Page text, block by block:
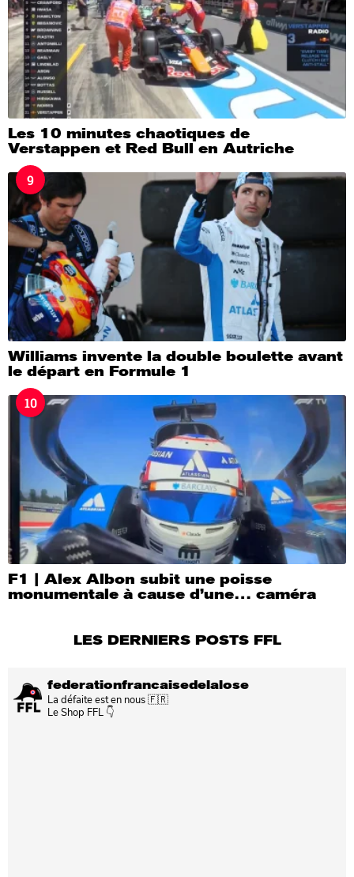
Les 10 minutes chaotiques de
Verstappen et Red Bull en Autriche
9
Williams invente la double boulette avant
le départ en Formule 1
10
F1 | Alex Albon subit une poisse
monumentale à cause d’une… caméra
LES DERNIERS POSTS FFL
federationfrancaisedelalose
La défaite est en nous 🇫🇷
Le Shop FFL 👇